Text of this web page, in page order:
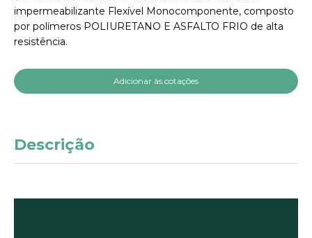
impermeabilizante Flexível Monocomponente, composto
por polímeros POLIURETANO E ASFALTO FRIO de alta
resistência.
Adicionar às cotações
Descrição